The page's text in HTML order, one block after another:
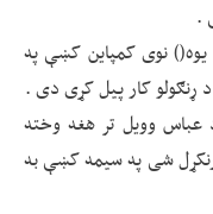
.
نوی کمپاین کښې په
ړنګولو کار پیل کړی دی .
عباس وویل تر هغه وخته
شی په سیمه کښې به